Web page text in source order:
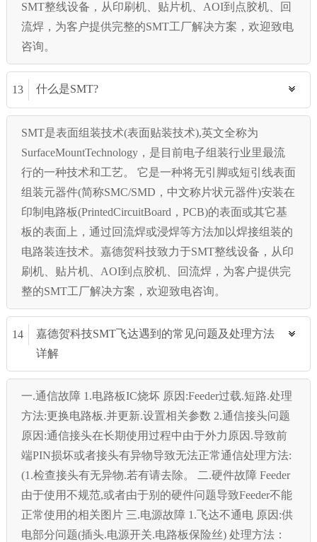
SMT整线设备，从印刷机、贴片机、AOI到点胶机、回
流焊，为客户提供完整的SMT工厂解决方案，欢迎致电
咨询。
13 什么是SMT?
SMT是表面组装技术(表面贴装技术),英文全称为
SurfaceMountTechnology，是目前电子组装行业里最流
行的一种技术和工艺。 它是一种将无引脚或短引线表面
组装元器件(简称SMC/SMD，中文称片状元器件)安装在
印制电路板(PrintedCircuitBoard，PCB)的表面或其它基
板的表面上，通过回流焊或浸焊等方法加以焊接组装的
电路装连技术。嘉德贺科技致力于SMT整线设备，从印
刷机、贴片机、AOI到点胶机、回流焊，为客户提供完
整的SMT工厂解决方案，欢迎致电咨询。
14
嘉德贺科技SMT飞达遇到的常见问题及处理方法
详解
一.通信故障 1.电路板IC烧坏 原因:Feeder过载.短路.处理
方法:更换电路板.并更新.设置相关参数 2.通信接头问题
原因:通信接头在长期使用过程中由于外力原因.导致前
端PIN损坏或者接头有异物导致无法正常通信处理方法:
(1.检查接头有无异物.若有请去除。 二.硬件故障 Feeder
由于使用不规范,或者由于别的硬件问题导致Feeder不能
正常使用的相关图片 三.电源故障 1.飞达不通电 原因:供
电部分问题(插头.电源开关.电路板保险丝) 处理方法：